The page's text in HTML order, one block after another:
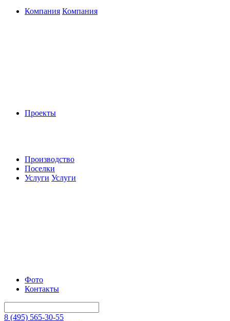
Компания Компания
Проекты
Производство
Поселки
Услуги Услуги
Фото
Контакты
8 (495) 565-30-55